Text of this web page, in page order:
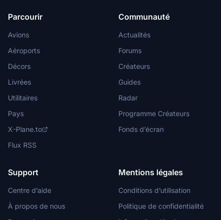
Parcourir
Avions
Aéroports
Décors
Livrées
Utilitaires
Pays
X-Plane.to
Flux RSS
Communauté
Actualités
Forums
Créateurs
Guides
Radar
Programme Créateurs
Fonds d’écran
Support
Centre d’aide
À propos de nous
Mentions légales
Conditions d’utilisation
Politique de confidentialité